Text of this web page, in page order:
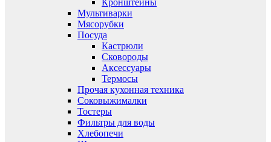
Кронштейны
Мультиварки
Мясорубки
Посуда
Кастрюли
Сковороды
Аксессуары
Термосы
Прочая кухонная техника
Соковыжималки
Тостеры
Фильтры для воды
Хлебопечи